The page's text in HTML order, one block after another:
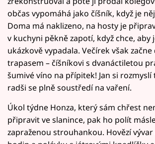
občas vypomáhá jako číšník, když je
Doma má naklizeno, na hosty je
v kuchyni pěkně zapotí, když chce, aby
ukázkově vypadala. Večírek však začne
trapasem – číšníkovi s dvanáctiletou
šumivé víno na přípitek! Jan si rozmyslí
radši se plně soustředí na vaření.
Úkol týdne Honza, který sám chřest
připravit ve slanince, pak ho polít
zapraženou strouhankou. Hovězí